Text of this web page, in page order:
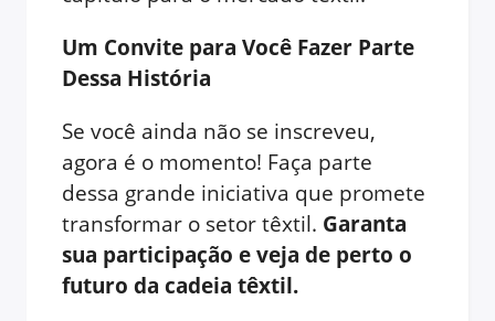
Um Convite para Você Fazer Parte
Dessa História
Se você ainda não se inscreveu,
agora é o momento! Faça parte
dessa grande iniciativa que promete
transformar o setor têxtil. Garanta
sua participação e veja de perto o
futuro da cadeia têxtil.